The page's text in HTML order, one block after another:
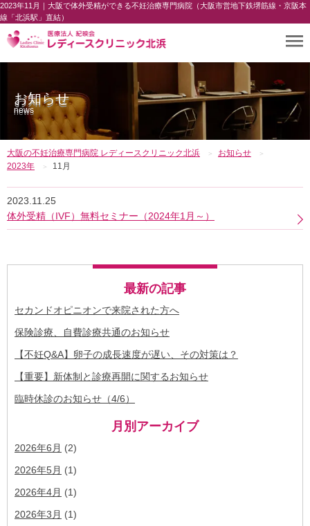
2023年11月｜大阪で体外受精ができる不妊治療専門病院（大阪市営地下鉄堺筋線・京阪本
線「北浜駅」直結）
お知らせ
news
大阪の不妊治療専門病院 レディースクリニック北浜
お知らせ
2023年
11月
2023.11.25
体外受精（IVF）無料セミナー（2024年1月～）
最新の記事
セカンドオピニオンで来院された方へ
保険診療、自費診療共通のお知らせ
【不妊Q&A】卵子の成長速度が遅い、その対策は？
【重要】新体制と診療再開に関するお知らせ
臨時休診のお知らせ（4/6）
月別アーカイブ
2026年6月 (2)
2026年5月 (1)
2026年4月 (1)
2026年3月 (1)